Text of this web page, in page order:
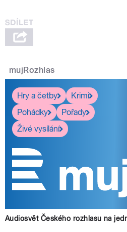
mujRozhlas
Hry a četby
Krimi
Pohádky
Pořady
Živé vysílání
Audiosvět Českého rozhlasu na